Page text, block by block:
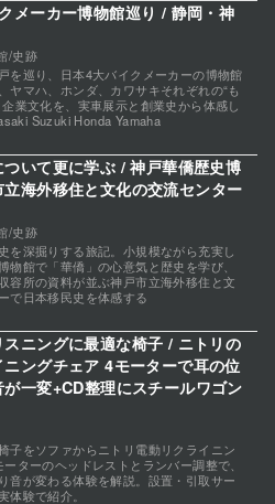
/史跡
メーカー博物館巡り / 静岡・神
を巡り、日本4大バイクメーカーの博物館
ヤマハ、ホンダ、カワサキそれぞれの“も
業文化を、実車展示と創業史から体感し
Suzuki Honda Yamaha
/史跡
いて更に学ぶ / 神戸華僑歴史博
海外移住と文化の交流センター
を深掘りする旅記。小規模ながら充実し
物館で「華僑」の心意気と歴史を学び、
容所の資料が並ぶ神戸市立海外移住と文
で日本移民史を体感する
ニングに最適な椅子 / ニトリの
ングチェア 4モーターで耳の位
一変+CD整理にスチールワゴン
子をソファからニトリ電動リクライニン
ターのヘッドレストとランバー調整で、
音が変わる体験を解説。設置・引取サー
体験で紹介。